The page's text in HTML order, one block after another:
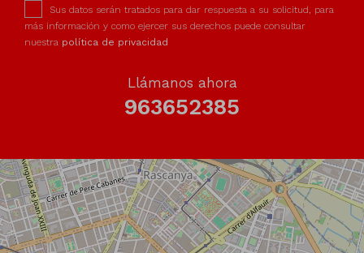
Sus datos serán tratados para dar respuesta a su solicitud, para
más información y como ejercer sus derechos puede consultar
nuestra política de privacidad
Llámanos ahora
963652385